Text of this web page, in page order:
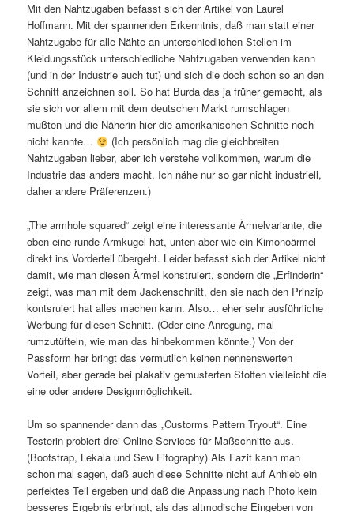
Mit den Nahtzugaben befasst sich der Artikel von Laurel
Hoffmann. Mit der spannenden Erkenntnis, daß man statt einer
Nahtzugabe für alle Nähte an unterschiedlichen Stellen im
Kleidungsstück unterschiedliche Nahtzugaben verwenden kann
(und in der Industrie auch tut) und sich die doch schon so an den
Schnitt anzeichnen soll. So hat Burda das ja früher gemacht, als
sie sich vor allem mit dem deutschen Markt rumschlagen
mußten und die Näherin hier die amerikanischen Schnitte noch
nicht kannte…
(Ich persönlich mag die gleichbreiten
Nahtzugaben lieber, aber ich verstehe vollkommen, warum die
Industrie das anders macht. Ich nähe nur so gar nicht industriell,
daher andere Präferenzen.)
„The armhole squared“ zeigt eine interessante Ärmelvariante, die
oben eine runde Armkugel hat, unten aber wie ein Kimonoärmel
direkt ins Vorderteil übergeht. Leider befasst sich der Artikel nicht
damit, wie man diesen Ärmel konstruiert, sondern die „Erfinderin“
zeigt, was man mit dem Jackenschnitt, den sie nach den Prinzip
kontsruiert hat alles machen kann. Also… eher sehr ausführliche
Werbung für diesen Schnitt. (Oder eine Anregung, mal
rumzutüfteln, wie man das hinbekommen könnte.) Von der
Passform her bringt das vermutlich keinen nennenswerten
Vorteil, aber gerade bei plakativ gemusterten Stoffen vielleicht die
eine oder andere Designmöglichkeit.
Um so spannender dann das „Custorms Pattern Tryout“. Eine
Testerin probiert drei Online Services für Maßschnitte aus.
(Bootstrap, Lekala und Sew Fitography) Als Fazit kann man
schon mal sagen, daß auch diese Schnitte nicht auf Anhieb ein
perfektes Teil ergeben und daß die Anpassung nach Photo kein
besseres Ergebnis erbringt, als das altmodische Eingeben von